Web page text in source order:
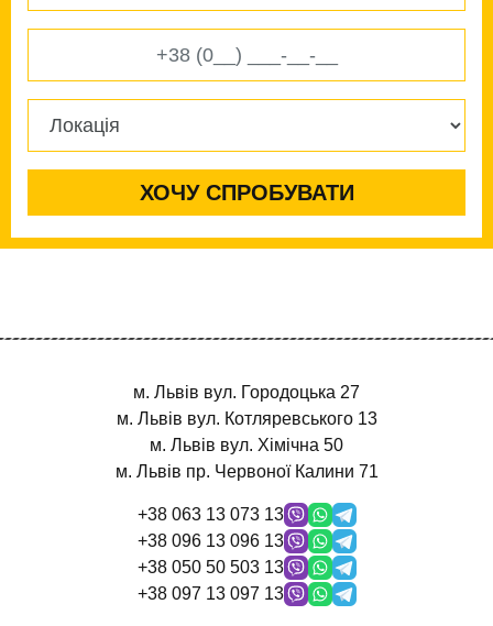
м. Львів вул. Городоцька 27
м. Львів вул. Котляревського 13
м. Львів вул. Хімічна 50
м. Львів пр. Червоної Калини 71
+38 063 13 073 13
+38 096 13 096 13
+38 050 50 503 13
+38 097 13 097 13